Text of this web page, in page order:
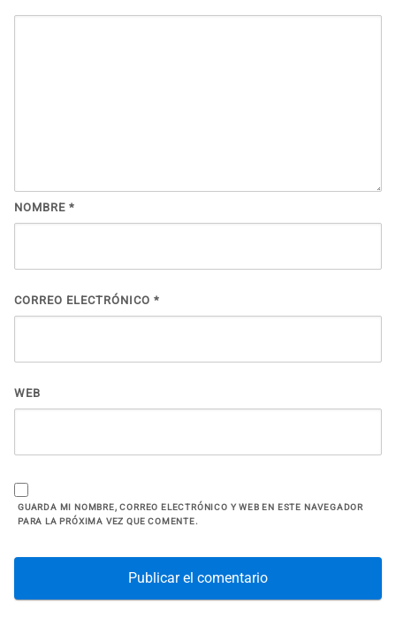
NOMBRE *
CORREO ELECTRÓNICO *
WEB
GUARDA MI NOMBRE, CORREO ELECTRÓNICO Y WEB EN ESTE NAVEGADOR
PARA LA PRÓXIMA VEZ QUE COMENTE.